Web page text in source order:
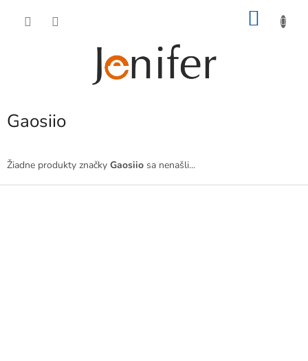
Gaosiio
Žiadne produkty značky Gaosiio sa nenašli...
Z